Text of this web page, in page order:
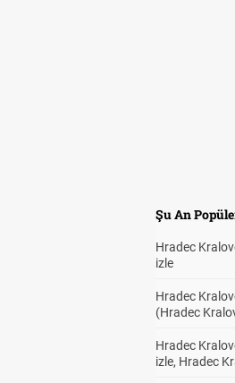
Şu An
Hradec
izle
Hradec
(Hradec
Hradec
izle, Hradec